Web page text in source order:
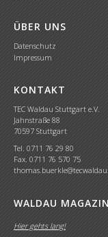
ÜBER UNS
Datenschutz
Impressum
KONTAKT
TEC Waldau Stuttgart e.V.
Jahnstraße 88
70597 Stuttgart
Tel. 0711 76 29 80
Fax. 0711 76 570 75
WALDAU MAGAZIN
Hier gehts lang!